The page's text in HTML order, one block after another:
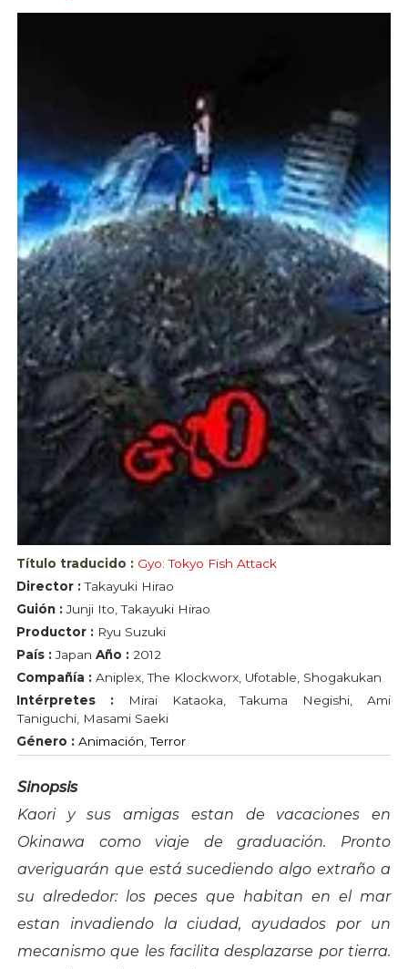
Título traducido : Gyo: Tokyo Fish Attack
Director :Takayuki Hirao
Guión :Junji Ito, Takayuki Hirao
Productor : Ryu Suzuki
País :Japan Año : 2012
Compañía : Aniplex, The Klockworx, Ufotable, Shogakukan
Intérpretes :
Mirai Kataoka, Takuma Negishi, Ami
Taniguchi, Masami Saeki
Género : Animación,Terror
Sinopsis
Kaori y sus amigas estan de vacaciones en
Okinawa como viaje de graduación. Pronto
averiguarán que está sucediendo algo extraño a
su alrededor: los peces que habitan en el mar
estan invadiendo la ciudad, ayudados por un
mecanismo que les facilita desplazarse por tierra.